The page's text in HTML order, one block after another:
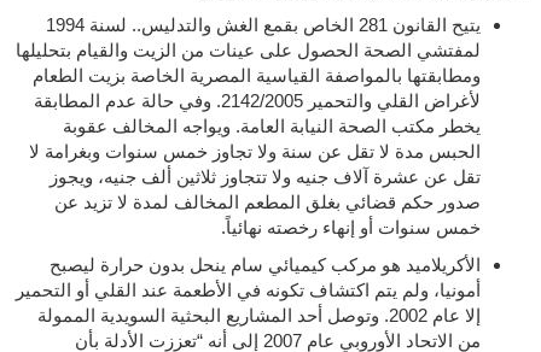
يتيح القانون 281 الخاص بقمع الغش والتدليس.. لسنة 1994
لمفتشي الصحة الحصول على عينات من الزيت والقيام بتحليلها
ومطابقتها بالمواصفة القياسية المصرية الخاصة بزيت الطعام
لأغراض القلي والتحمير 2142/2005. وفي حالة عدم المطابقة
يخطر مكتب الصحة النيابة العامة. ويواجه المخالف عقوبة
الحبس مدة لا تقل عن سنة ولا تجاوز خمس سنوات وبغرامة لا
تقل عن عشرة آلاف جنيه ولا تتجاوز ثلاثين ألف جنيه، ويجوز
صدور حكم قضائي بغلق المطعم المخالف لمدة لا تزيد عن
خمس سنوات أو إنهاء رخصته نهائياً.
الأكريلاميد هو مركب كيميائي سام ينحل بدون حرارة ليصبح
أمونيا، ولم يتم اكتشاف تكونه في الأطعمة عند القلي أو التحمير
إلا عام 2002. وتوصل أحد المشاريع البحثية السويدية الممولة
من الاتحاد الأوروبي عام 2007 إلى أنه “تعززت الأدلة بأن